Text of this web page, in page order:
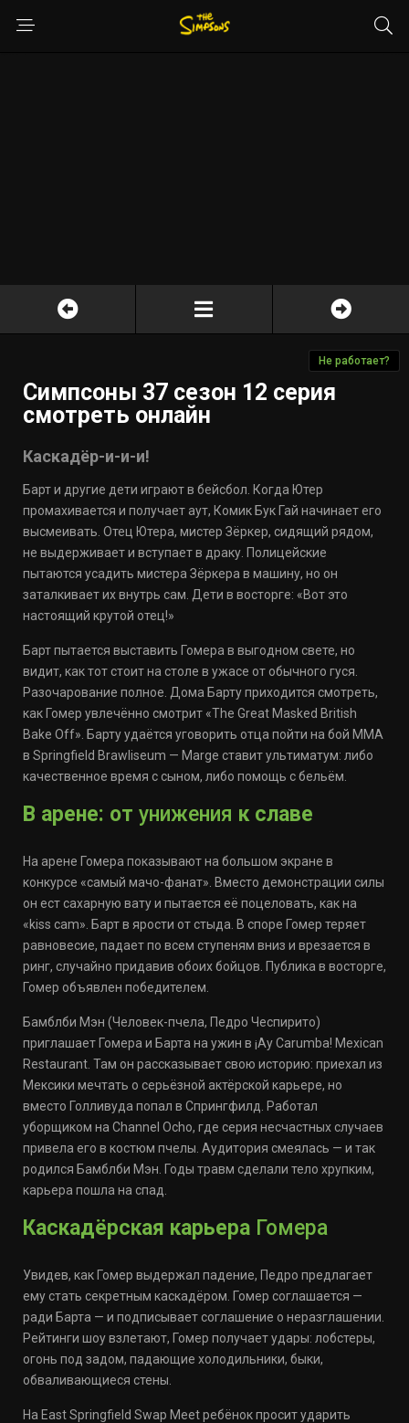
Не работает?
Симпсоны 37 сезон 12 серия
смотреть онлайн
Каскадёр-и-и-и!
Барт и другие дети играют в бейсбол. Когда Ютер
промахивается и получает аут, Комик Бук Гай начинает его
высмеивать. Отец Ютера, мистер Зёркер, сидящий рядом,
не выдерживает и вступает в драку. Полицейские
пытаются усадить мистера Зёркера в машину, но он
заталкивает их внутрь сам. Дети в восторге: «Вот это
настоящий крутой отец!»
Барт пытается выставить Гомера в выгодном свете, но
видит, как тот стоит на столе в ужасе от обычного гуся.
Разочарование полное. Дома Барту приходится смотреть,
как Гомер увлечённо смотрит «The Great Masked British
Bake Off». Барту удаётся уговорить отца пойти на бой ММА
в Springfield Brawliseum — Мarge ставит ультиматум: либо
качественное время с сыном, либо помощь с бельём.
В арене: от унижения к славе
На арене Гомера показывают на большом экране в
конкурсе «самый мачо-фанат». Вместо демонстрации силы
он ест сахарную вату и пытается её поцеловать, как на
«kiss cam». Барт в ярости от стыда. В споре Гомер теряет
равновесие, падает по всем ступеням вниз и врезается в
ринг, случайно придавив обоих бойцов. Публика в восторге,
Гомер объявлен победителем.
Бамблби Мэн (Человек-пчела, Педро Чеспирито)
приглашает Гомера и Барта на ужин в ¡Ay Carumba! Mexican
Restaurant. Там он рассказывает свою историю: приехал из
Мексики мечтать о серьёзной актёрской карьере, но
вместо Голливуда попал в Спрингфилд. Работал
уборщиком на Channel Ocho, где серия несчастных случаев
привела его в костюм пчелы. Аудитория смеялась — и так
родился Бамблби Мэн. Годы травм сделали тело хрупким,
карьера пошла на спад.
Каскадёрская карьера Гомера
Увидев, как Гомер выдержал падение, Педро предлагает
ему стать секретным каскадёром. Гомер соглашается —
ради Барта — и подписывает соглашение о неразглашении.
Рейтинги шоу взлетают, Гомер получает удары: лобстеры,
огонь под задом, падающие холодильники, быки,
обваливающиеся стены.
На East Springfield Swap Meet ребёнок просит ударить